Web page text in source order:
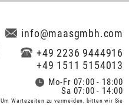
info@maasgmbh.com
+49 2236 9444916
+49 1511 5154013
Mo-Fr 07:00 - 18:00
Sa 07:00 - 14:00
Um Wartezeiten zu vermeiden, bitten wir Sie